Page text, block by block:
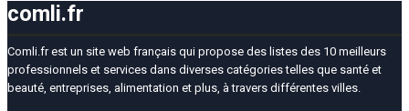
comli.fr
Comli.fr est un site web français qui propose des listes des 10 meilleurs
professionnels et services dans diverses catégories telles que santé et
beauté, entreprises, alimentation et plus, à travers différentes villes.